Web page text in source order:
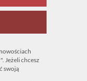
Jeżeli chcesz
swoją